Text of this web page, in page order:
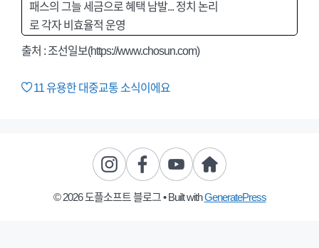
패스의 그늘 세금으로 혜택 남발... 정치 논리
로 각자 비효율적 운영
출처 : 조선일보(https://www.chosun.com)
11유용한 대중교통 소식이에요
© 2026 도플소프트 블로그• Built withGeneratePress